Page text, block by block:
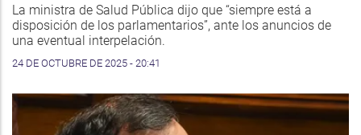
La ministra de Salud Pública dijo que “siempre está a
disposición de los parlamentarios”, ante los anuncios de
una eventual interpelación.
24 DE OCTUBRE DE 2025 - 20:41